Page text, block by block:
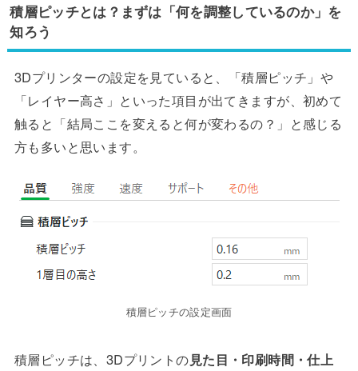
積層ピッチとは？まずは「何を調整しているのか」を
知ろう
3Dプリンターの設定を見ていると、「積層ピッチ」や
「レイヤー高さ」といった項目が出てきますが、初めて
触ると「結局ここを変えると何が変わるの？」と感じる
方も多いと思います。
積層ピッチの設定画面
積層ピッチは、3Dプリントの見た目・印刷時間・仕上